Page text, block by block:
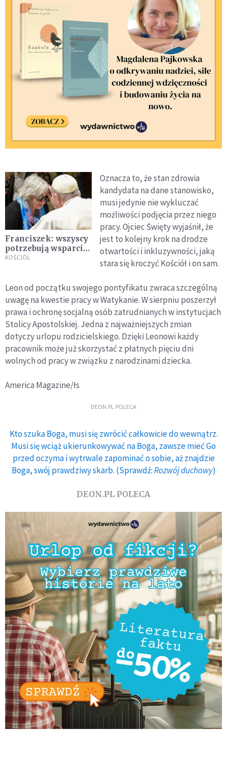
Franciszek: wszyscy
potrzebują wsparcia,
nie tylko
KOŚCIÓŁ
Oznacza to, że stan zdrowia
kandydata na dane stanowisko,
musi jedynie nie wykluczać
możliwości podjęcia przez niego
pracy. Ojciec Święty wyjaśnił, że
jest to kolejny krok na drodze
otwartości i inkluzywności, jaką
stara się kroczyć Kościół i on sam.
Leon od początku swojego pontyfikatu zwraca szczególną
uwagę na kwestie pracy w Watykanie. W sierpniu poszerzył
prawa i ochronę socjalną osób zatrudnianych w instytucjach
Stolicy Apostolskiej. Jedna z najważniejszych zmian
dotyczy urlopu rodzicielskiego. Dzięki Leonowi każdy
pracownik może już skorzystać z płatnych pięciu dni
wolnych od pracy w związku z narodzinami dziecka.
America Magazine/łs
DEON.PL POLECA
Kto szuka Boga, musi się zwrócić całkowicie do wewnątrz.
Musi się wciąż ukierunkowywać na Boga, zawsze mieć Go
przed oczyma i wytrwale zapominać o sobie, aż znajdzie
Boga, swój prawdziwy skarb. (Sprawdź:Rozwój duchowy)
DEON.PL POLECA